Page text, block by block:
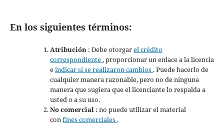
En los siguientes términos:
Atribución : Debe otorgarel crédito
correspondiente, proporcionar un enlace a la licencia
eindicar si se realizaron cambios . Puede hacerlo de
cualquier manera razonable, pero no de ninguna
manera que sugiera que el licenciante lo respalda a
usted o a su uso.
No comercial : no puede utilizar el material
confines comerciales .